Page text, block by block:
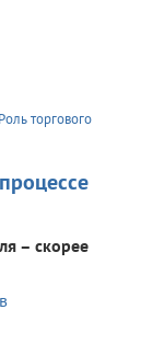
Роль торгового
– скорее